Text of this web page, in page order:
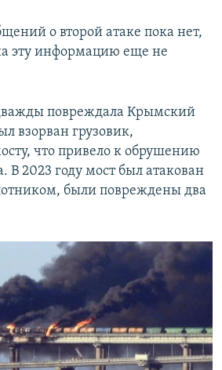
о второй атаке пока нет,
эту информацию еще не
повреждала Крымский
взорван грузовик,
что привело к обрушению
В 2023 году мост был атакован
были повреждены два